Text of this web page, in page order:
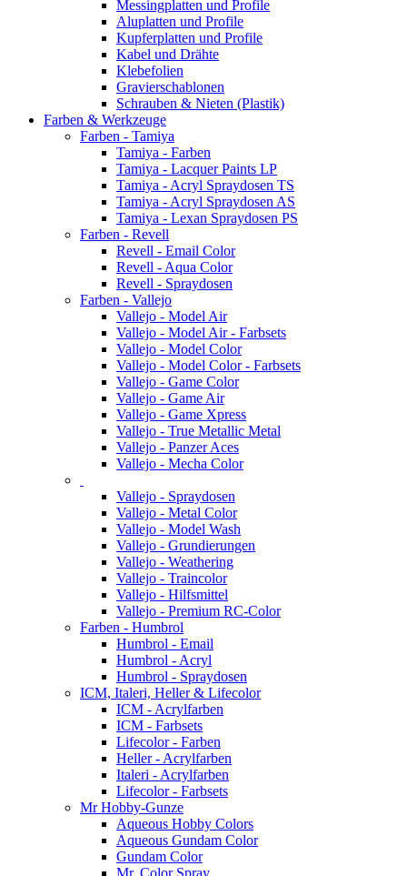
Messingplatten und Profile
Aluplatten und Profile
Kupferplatten und Profile
Kabel und Drähte
Klebefolien
Gravierschablonen
Schrauben & Nieten (Plastik)
Farben & Werkzeuge
Farben - Tamiya
Tamiya - Farben
Tamiya - Lacquer Paints LP
Tamiya - Acryl Spraydosen TS
Tamiya - Acryl Spraydosen AS
Tamiya - Lexan Spraydosen PS
Farben - Revell
Revell - Email Color
Revell - Aqua Color
Revell - Spraydosen
Farben - Vallejo
Vallejo - Model Air
Vallejo - Model Air - Farbsets
Vallejo - Model Color
Vallejo - Model Color - Farbsets
Vallejo - Game Color
Vallejo - Game Air
Vallejo - Game Xpress
Vallejo - True Metallic Metal
Vallejo - Panzer Aces
Vallejo - Mecha Color
Vallejo - Spraydosen
Vallejo - Metal Color
Vallejo - Model Wash
Vallejo - Grundierungen
Vallejo - Weathering
Vallejo - Traincolor
Vallejo - Hilfsmittel
Vallejo - Premium RC-Color
Farben - Humbrol
Humbrol - Email
Humbrol - Acryl
Humbrol - Spraydosen
ICM, Italeri, Heller & Lifecolor
ICM - Acrylfarben
ICM - Farbsets
Lifecolor - Farben
Heller - Acrylfarben
Italeri - Acrylfarben
Lifecolor - Farbsets
Mr Hobby-Gunze
Aqueous Hobby Colors
Aqueous Gundam Color
Gundam Color
Mr. Color Spray